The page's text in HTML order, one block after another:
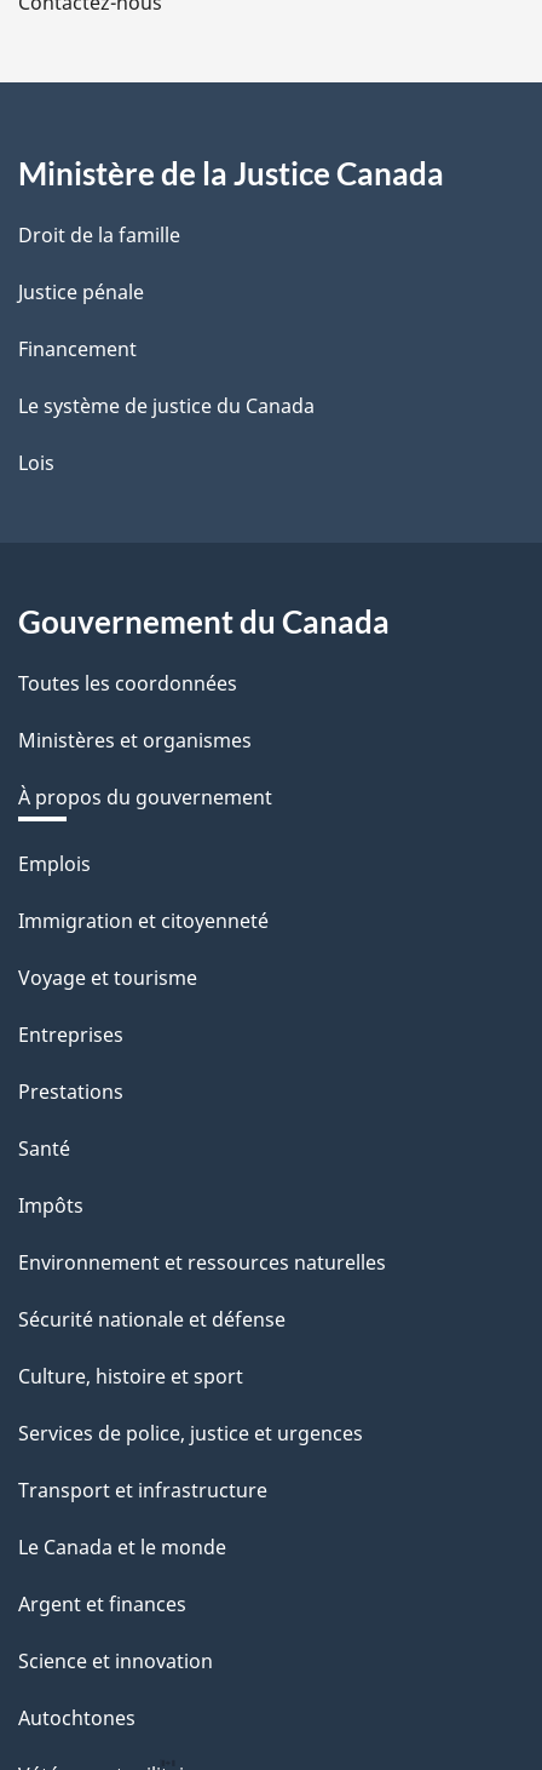
a
e
Ministère de la Justice Canada
Droit de la famille
Justice pénale
Financement
Le système de justice du Canada
Lois
Gouvernement du Canada
Toutes les coordonnées
Ministères et organismes
À propos du gouvernement
Thèmes
sujets
Emplois
Immigration et citoyenneté
Voyage et tourisme
Entreprises
Prestations
Santé
Impôts
Environnement et ressources naturelles
Sécurité nationale et défense
Culture, histoire et sport
Services de police, justice et urgences
Transport et infrastructure
Le Canada et le monde
Argent et finances
Science et innovation
Autochtones